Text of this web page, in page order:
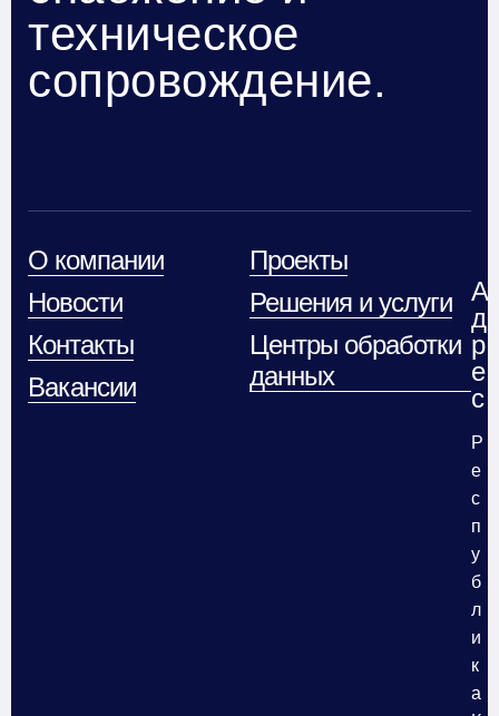
техническое
сопровождение.
О компании
Новости
Контакты
Вакансии
Проекты
Решения и услуги
Центры обработки
данных
А
д
р
е
с
Р
е
с
п
у
б
л
и
к
а